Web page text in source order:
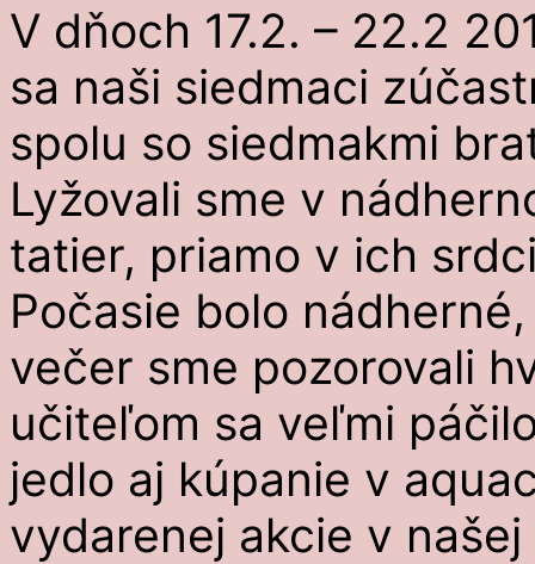
V dňoch 17.2. – 22.2
sa naši siedmaci
spolu so siedmakmi
Lyžovali sme v
tatier, priamo v ich
Počasie bolo
večer sme pozorovali
učiteľom sa veľmi
jedlo aj kúpanie v
vydarenej akcie v našej